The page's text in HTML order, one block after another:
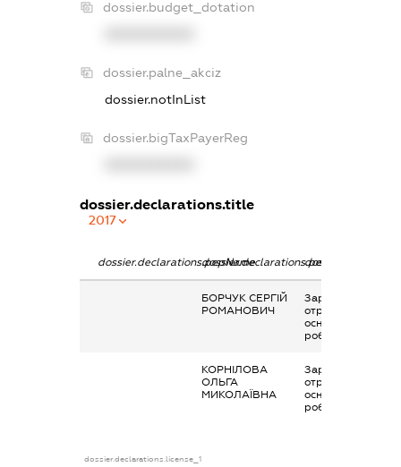
dossier.budget_dotation
dossier.palne_akciz
dossier.notInList
dossier.bigTaxPayerReg
dossier.declarations.title
2017
dossier.declarations.pepNamedossier.declarations.personName
БОРЧУК СЕРГІЙ
РОМАНОВИЧ
Заробітна плата
отримана за
основним місцем
роботи
КОРНІЛОВА
ОЛЬГА
МИКОЛАЇВНА
Заробітна плата
отримана за
основним місцем
роботи
dossier.declarations.license_1